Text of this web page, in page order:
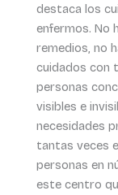
destaca los
enfermos. No
remedios, no
cuidados con
personas
visibles e
necesidades
tantas veces
personas en
este centro